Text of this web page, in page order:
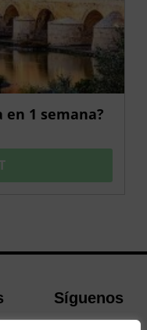
en 1 semana?
Síguenos